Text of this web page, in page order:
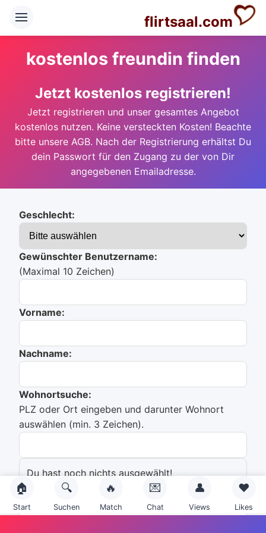
flirtsaal.com
kostenlos freundin finden
Jetzt kostenlos registrieren!
Jetzt registrieren und unser gesamtes Angebot
kostenlos nutzen. Keine versteckten Kosten! Beachte
bitte unsere AGB. Nach der Registrierung erhältst Du
dein Passwort für den Zugang zu der von Dir
angegebenen Emailadresse.
Geschlecht:
Gewünschter Benutzername:
(Maximal 10 Zeichen)
Vorname:
Nachname:
Wohnortsuche:
PLZ oder Ort eingeben und darunter Wohnort
auswählen (min. 3 Zeichen).
Du hast noch nichts ausgewählt!
Emailadresse:
🏠
Start
🔍
Suchen
🔥
Match
💌
Chat
👤
Views
❤️
Likes